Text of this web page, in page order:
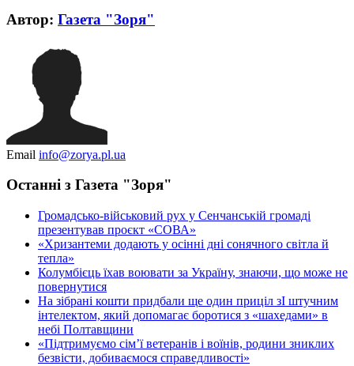
Автор: Газета "Зоря"
Email info@zorya.pl.ua
Останні з Газета "Зоря"
Громадсько-військовий рух у Сенчанській громаді
презентував проєкт «СОВА»
«Хризантеми додають у осінні дні сонячного світла й
тепла»
Колумбієць їхав воювати за Україну, знаючи, що може не
повернутися
На зібрані кошти придбали ще один приціл зІ штучним
інтелектом, який допомагає боротися з «шахедами» в
небі Полтавщини
«Підтримуємо сім’ї ветеранів і воїнів, родини зниклих
безвісти, добиваємося справедливості»